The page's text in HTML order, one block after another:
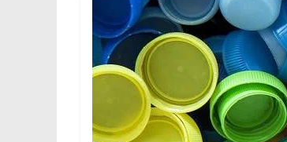
Tipo
de
Vaciados
en
Barcelona